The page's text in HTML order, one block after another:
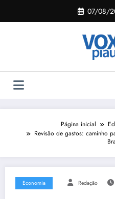
o
07/08/
Página inicial
Revisão de gastos: caminho
Economia Redação